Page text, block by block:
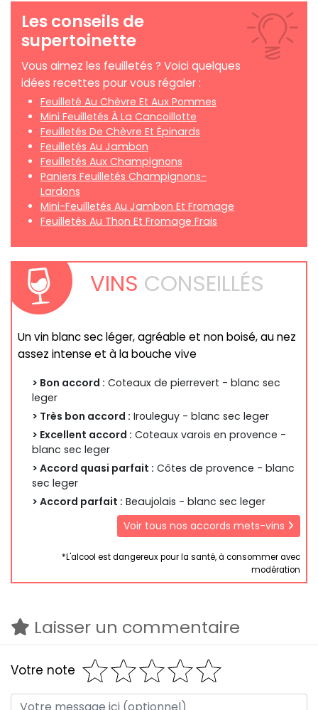
Les conseils de
supertoinette
Vous aimez les feuilletés ? Voici quelques
idées recettes pour vous régaler :
Feuilleté Au Chèvre Et Aux Pommes
Mini Feuilletés À La Cancoillotte
Feuilletés De Chèvre Et Épinards
Feuilletés Au Jambon
Feuilletés Aux Champignons
Paniers Feuilletés Champignons-
Lardons
Mini-Feuilletés Au Jambon Et Fromage
Feuilletés Au Thon Et Fromage Frais
VINS CONSEILLÉS
Un vin blanc sec léger, agréable et non boisé, au nez
assez intense et à la bouche vive
> Bon accord : Coteaux de pierrevert - blanc sec
leger
> Très bon accord : Irouleguy - blanc sec leger
> Excellent accord : Coteaux varois en provence -
blanc sec leger
> Accord quasi parfait : Côtes de provence - blanc
sec leger
> Accord parfait : Beaujolais - blanc sec leger
Voir tous nos accords mets-vins
*L'alcool est dangereux pour la santé, à consommer avec
modération
Laisser un commentaire
Votre note